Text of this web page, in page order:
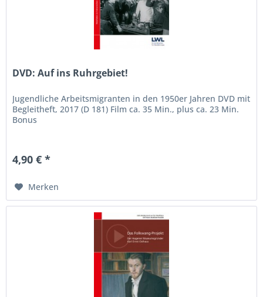
DVD: Auf ins Ruhrgebiet!
Jugendliche Arbeitsmigranten in den 1950er Jahren DVD mit
Begleitheft, 2017 (D 181) Film ca. 35 Min., plus ca. 23 Min.
Bonus
4,90 € *
Merken